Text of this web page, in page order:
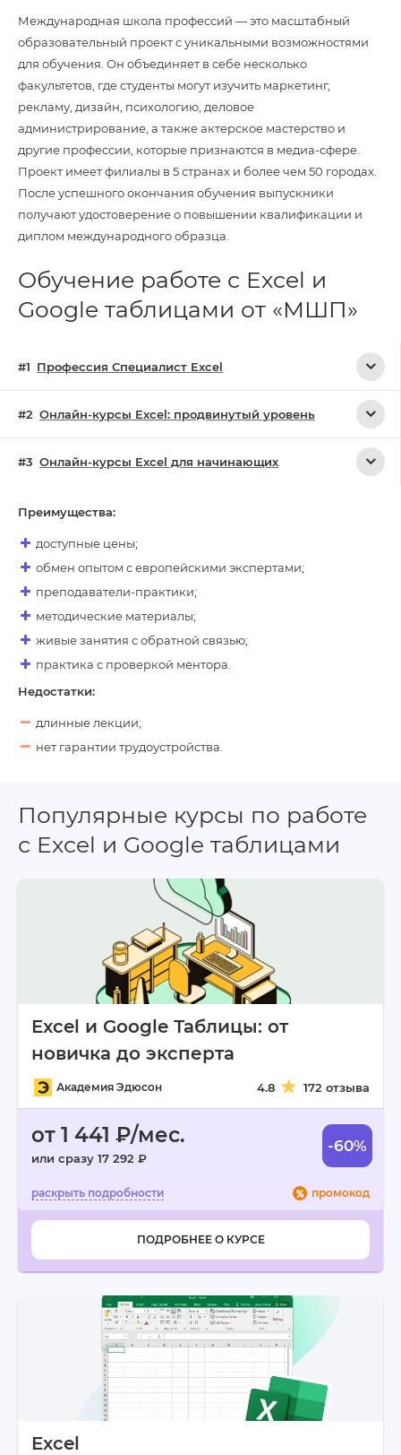
Международная школа профессий — это масштабный
образовательный проект с уникальными возможностями
для обучения. Он объединяет в себе несколько
факультетов, где студенты могут изучить маркетинг,
рекламу, дизайн, психологию, деловое
администрирование, а также актерское мастерство и
другие профессии, которые признаются в медиа-сфере.
Проект имеет филиалы в 5 странах и более чем 50 городах.
После успешного окончания обучения выпускники
получают удостоверение о повышении квалификации и
диплом международного образца.
Обучение работе с Excel и
Google таблицами от «МШП»
Профессия Специалист Excel
Онлайн-курсы Excel: продвинутый уровень
Онлайн-курсы Excel для начинающих
Преимущества:
доступные цены;
обмен опытом с европейскими экспертами;
преподаватели-практики;
методические материалы;
живые занятия с обратной связью;
практика с проверкой ментора.
Недостатки:
длинные лекции;
нет гарантии трудоустройства.
Популярные курсы по работе
с Excel и Google таблицами
Excel и Google Таблицы: от
новичка до эксперта
Академия Эдюсон 4.8 172 отзыва
от 1 441 ₽/мес.
или сразу 17 292 ₽
-60%
промокод
ПОДРОБНЕЕ О КУРСЕ
Excel